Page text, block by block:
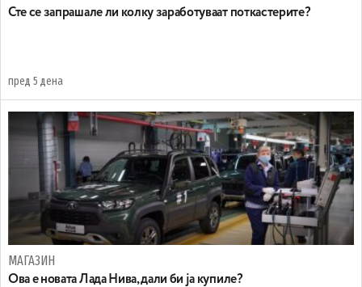
Сте се запрашале ли колку заработуваат поткастерите?
пред 5 дена
МАГАЗИН
Ова е новата Лада Нива, дали би ја купиле?